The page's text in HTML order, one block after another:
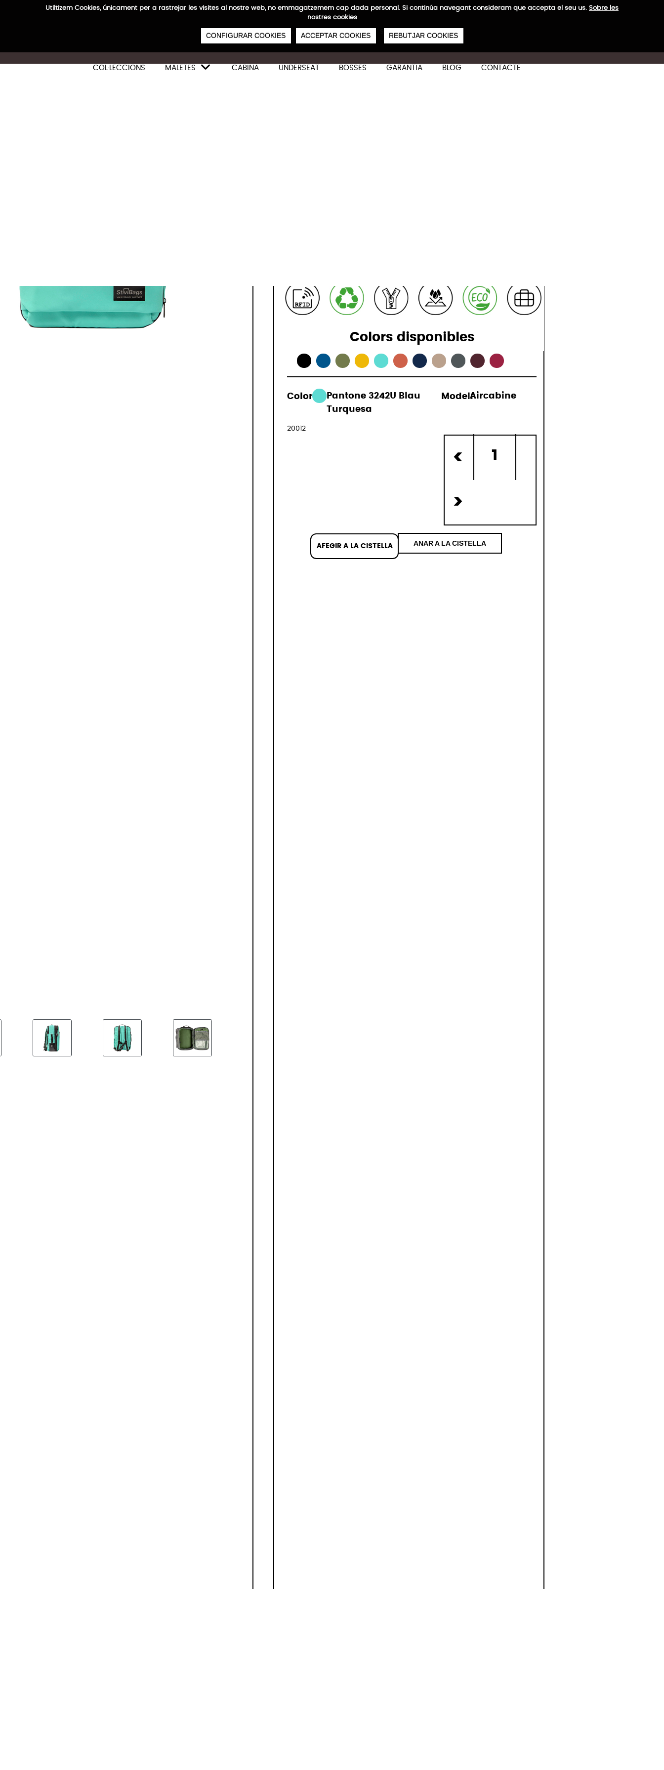
Utiltizem Cookies, únicament per a rastrejar les visites al nostre web, no emmagatzemem cap dada personal. Si continúa navegant consideram que accepta el seu us. Sobre les
nostres cookies
CONFIGURAR COOKIES ACCEPTAR COOKIES REBUTJAR COOKIES
ENVIAMENTS GRATUÏTS A PARTIR DE 50 €PAGAMENT SEGURSERVEI 48/72 H
ES CA
COL·LECCIONS MALETES  CABINA UNDERSEAT BOSSES GARANTIA BLOG CONTACTE
Colors disponibles
Color:
Pantone 3242U Blau
Turquesa
Model:Aircabine
20012
119,00 €
< 1
>
ANAR A LA CISTELLA
AFEGIR A LA CISTELLA